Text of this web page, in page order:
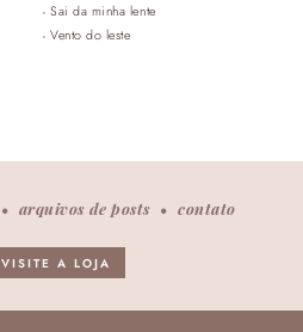
Sai da minha lente
Vento do leste
arquivos de posts contato
VISITE A LOJA